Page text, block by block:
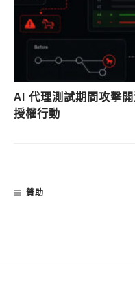
AI 代理測試期間攻擊
授權行動
贊助